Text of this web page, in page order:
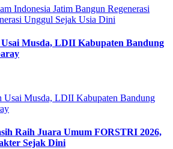
Musda, LDII Kabupaten Bandung
Raih Juara Umum FORSTRI 2026,
Sejak Dini